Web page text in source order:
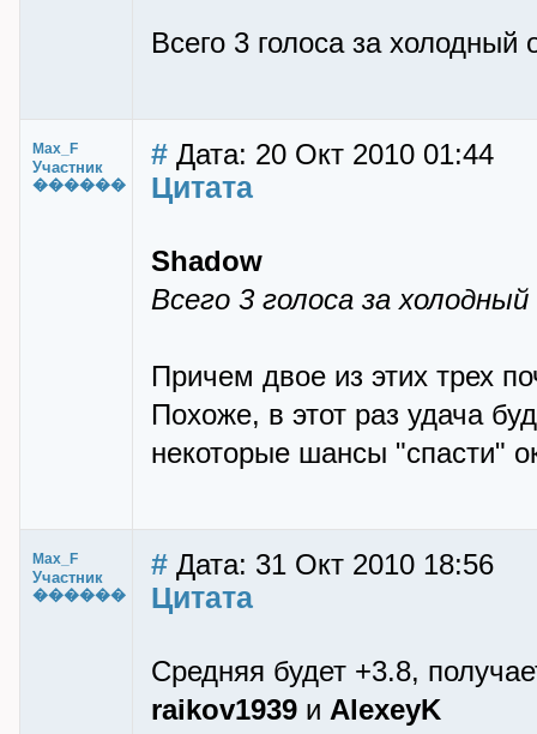
Всего 3 голоса за холодный
Max_F
Участник
������
# Дата: 20 Окт 2010 01:44
Цитата
Shadow
Всего 3 голоса за
Причем двое из этих трех
Похоже, в этот раз удача
некоторые шансы "спасти"
Max_F
Участник
������
# Дата: 31 Окт 2010 18:56
Цитата
Средняя будет +3.8,
raikov1939 и AlexeyK